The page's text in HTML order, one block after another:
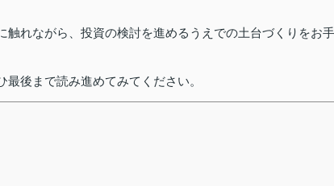
れながら、投資の検討を進めるうえでの土台づくりをお手
後まで読み進めてみてください。